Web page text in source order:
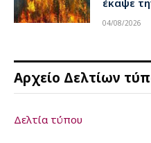
έκαψε
04/08/2026
Αρχείο Δελτίων
Δελτία τύπου